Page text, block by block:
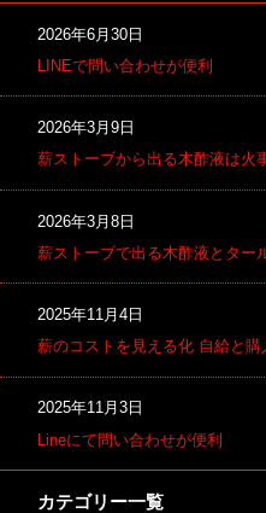
2026年6月30日
LINEで問い合わせが便利
2026年3月9日
薪ストーブから出る木酢液は火
2026年3月8日
薪ストーブで出る木酢液とター
2025年11月4日
薪のコストを見える化 自給と購
2025年11月3日
Lineにて問い合わせが便利
カテゴリー一覧